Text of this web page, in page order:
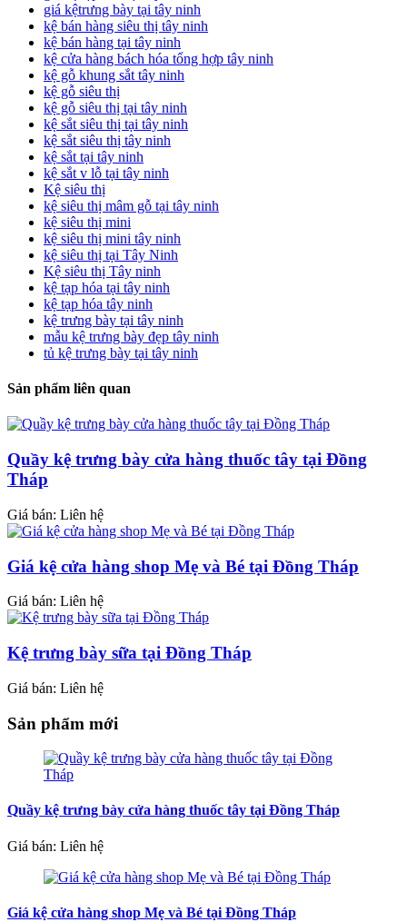
giá kệtrưng bày tại tây ninh
kệ bán hàng siêu thị tây ninh
kệ bán hàng tại tây ninh
kệ cửa hàng bách hóa tổng hợp tây ninh
kệ gỗ khung sắt tây ninh
kệ gỗ siêu thị
kệ gỗ siêu thị tại tây ninh
kệ sắt siêu thị tại tây ninh
kệ sắt siêu thị tây ninh
kệ sắt tại tây ninh
kệ sắt v lỗ tại tây ninh
Kệ siêu thị
kệ siêu thị mâm gỗ tại tây ninh
kệ siêu thị mini
kệ siêu thị mini tây ninh
kệ siêu thị tại Tây Ninh
Kệ siêu thị Tây ninh
kệ tạp hóa tại tây ninh
kệ tạp hóa tây ninh
kệ trưng bày tại tây ninh
mẫu kệ trưng bày đẹp tây ninh
tủ kệ trưng bày tại tây ninh
Sản phẩm liên quan
Quầy kệ trưng bày cửa hàng thuốc tây tại Đồng
Tháp
Giá bán: Liên hệ
Giá kệ cửa hàng shop Mẹ và Bé tại Đồng Tháp
Giá bán: Liên hệ
Kệ trưng bày sữa tại Đồng Tháp
Giá bán: Liên hệ
Sản phẩm mới
Quầy kệ trưng bày cửa hàng thuốc tây tại Đồng Tháp
Giá bán: Liên hệ
Giá kệ cửa hàng shop Mẹ và Bé tại Đồng Tháp